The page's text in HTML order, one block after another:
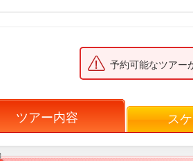
予約可能なツアー
ツアー内容 ス